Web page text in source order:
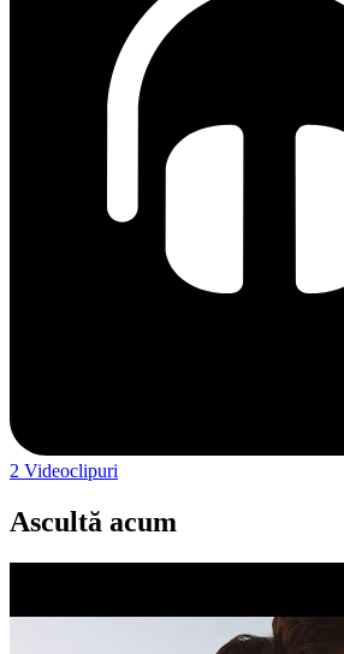
2 Videoclipuri
Ascultă acum